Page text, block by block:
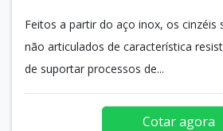
Feitos a partir do aço inox, os cinzéis
não articulados de característica
de suportar processos de...
Cotar agora